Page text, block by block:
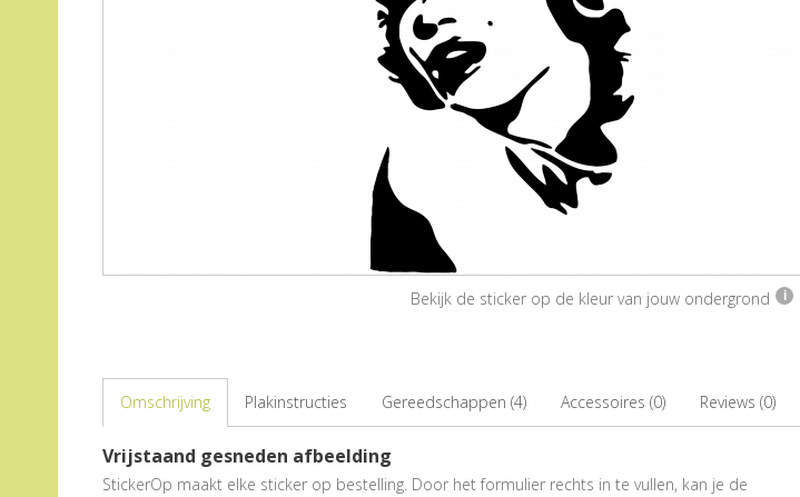
Bekijk de sticker op de kleur van jouw ondergrond i
Omschrijving Plakinstructies Gereedschappen (4) Accessoires (0) Reviews (0)
Vrijstaand gesneden afbeelding
StickerOp maakt elke sticker op bestelling. Door het formulier rechts in te vullen, kan je de